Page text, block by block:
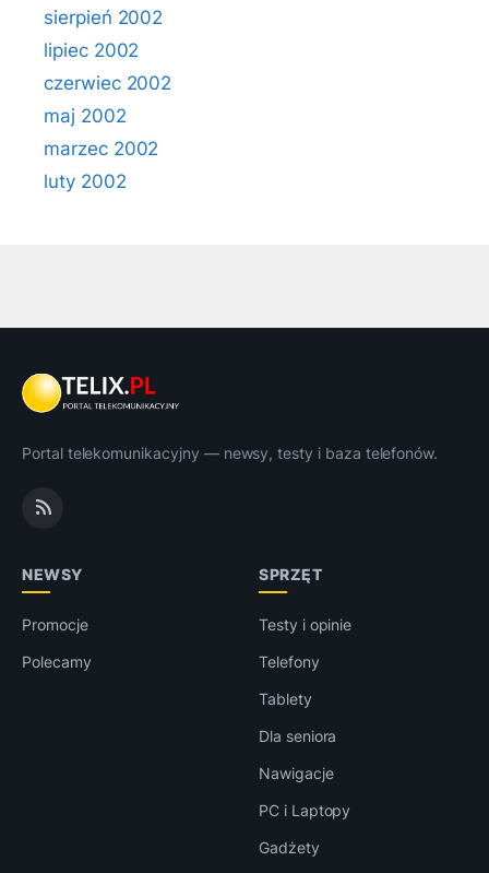
sierpień 2002
lipiec 2002
czerwiec 2002
maj 2002
marzec 2002
luty 2002
Portal telekomunikacyjny — newsy, testy i baza telefonów.
NEWSY
Promocje
Polecamy
SPRZĘT
Testy i opinie
Telefony
Tablety
Dla seniora
Nawigacje
PC i Laptopy
Gadżety